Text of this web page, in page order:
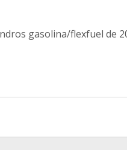
gasolina/flexfuel de